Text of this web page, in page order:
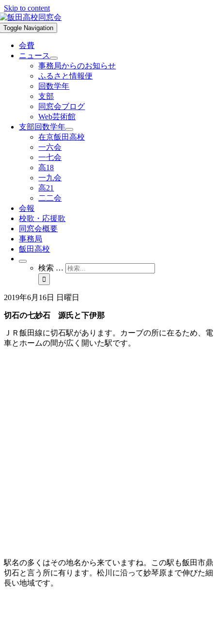
Skip to content
Toggle Navigation
会費
ニュース
事務局からのお知らせ
ふるさと情報便
回数学年
支部
同窓会ブログ
Web芸術館
支部回数学年
在京飯田高校
一六会
一七会
高18
一九会
高21
二二会
会報
校歌・応援歌
同窓会概要
事務局
飯田高校
検索 …
2019年6月16日 日曜日
切石の七妙石 源氏と下伊那
ＪＲ飯田線に切石駅があります。カーブの所に在るため、電
車とホームの間が広く開いた駅です。
駅名の多くはその地名から来ていますね。この駅も飯田市鼎
切石と言う所に有ります。松川に沿って妙琴原まで伸びた細
長い地域です。